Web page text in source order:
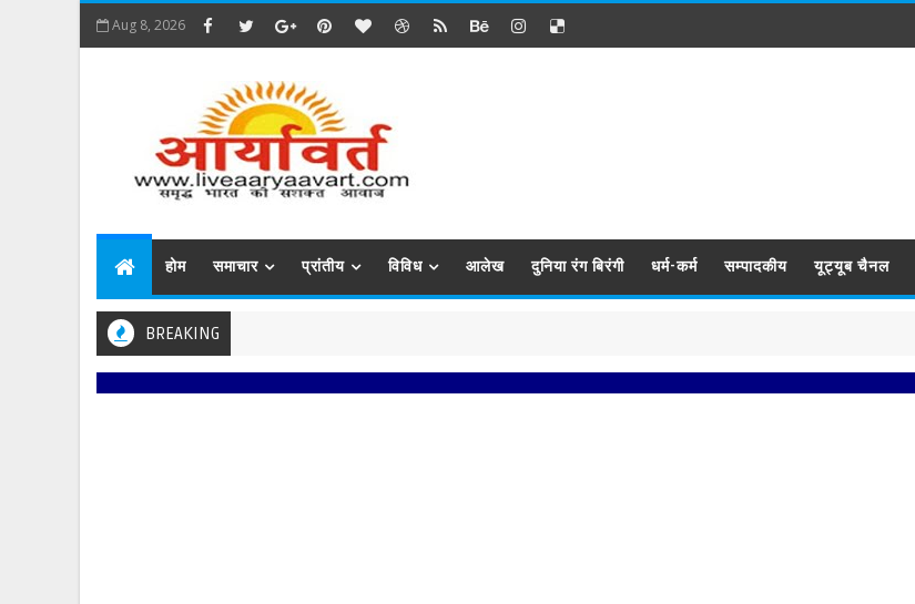
Aug 8, 2026
होम समाचार प्रांतीय विविध आलेख दुनिया रंग बिरंगी धर्म-कर्म सम्पादकीय यूट्यूब चैनल
BREAKING